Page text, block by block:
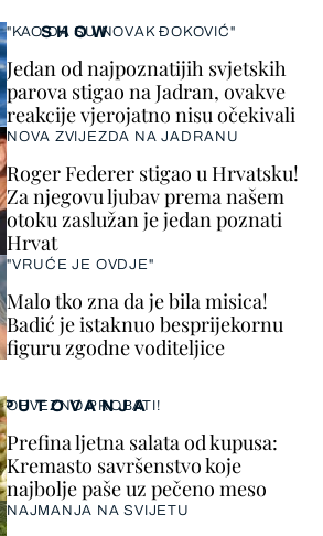
SHOW
"KAO DA SU NOVAK ĐOKOVIĆ"
Jedan od najpoznatijih svjetskih
parova stigao na Jadran, ovakve
reakcije vjerojatno nisu očekivali
NOVA ZVIJEZDA NA JADRANU
Roger Federer stigao u Hrvatsku!
Za njegovu ljubav prema našem
otoku zaslužan je jedan poznati
Hrvat
"VRUĆE JE OVDJE"
Malo tko zna da je bila misica!
Badić je istaknuo besprijekornu
figuru zgodne voditeljice
PUTOVANJA
OBVEZNO PROBATI!
Prefina ljetna salata od kupusa:
Kremasto savršenstvo koje
najbolje paše uz pečeno meso
NAJMANJA NA SVIJETU